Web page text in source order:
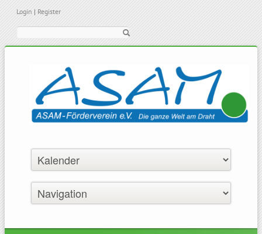
Login | Register